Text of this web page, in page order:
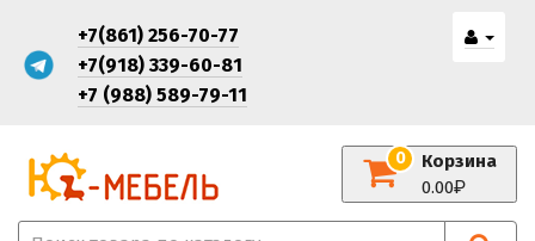
+7(861) 256-70-77
+7(918) 339-60-81
+7 (988) 589-79-11
Корзина
0
0.00